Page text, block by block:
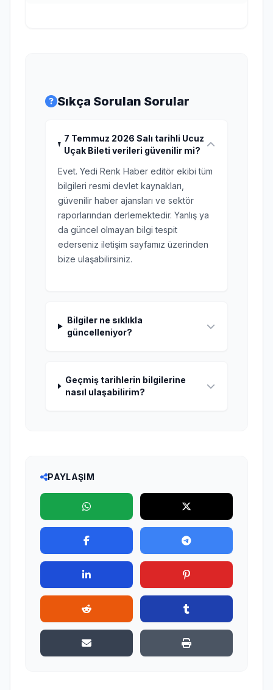
Sıkça Sorulan Sorular
7 Temmuz 2026 Salı tarihli Ucuz
Uçak Bileti verileri güvenilir mi?
Evet. Yedi Renk Haber editör ekibi tüm
bilgileri resmi devlet kaynakları,
güvenilir haber ajansları ve sektör
raporlarından derlemektedir. Yanlış ya
da güncel olmayan bilgi tespit
ederseniz iletişim sayfamız üzerinden
bize ulaşabilirsiniz.
Bilgiler ne sıklıkla
güncelleniyor?
Geçmiş tarihlerin bilgilerine
nasıl ulaşabilirim?
PAYLAŞIM